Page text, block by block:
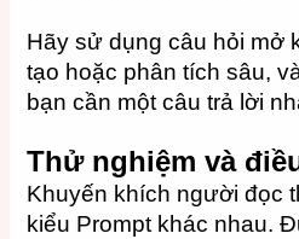
Hãy sử dụng câu hỏi mở
tạo hoặc phân tích sâu,
bạn cần một câu trả lời
Thử nghiệm và
Khuyến khích người đọc
kiểu Prompt khác nhau.